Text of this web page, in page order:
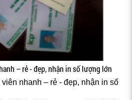
– rẻ - đẹp, nhận in số lượng lớn
nhanh – rẻ - đẹp, nhận in số